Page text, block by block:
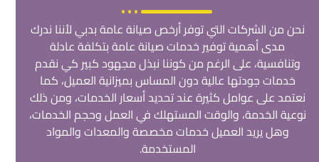
نحن من الشركات التي توفر أرخص صيانة عامة بدبي لأننا ندرك
مدى أهمية توفير خدمات صيانة عامة بتكلفة عادلة
وتنافسية، على الرغم من كوننا نبذل مجهود كبير كي نقدم
خدمات جودتها عالية دون المساس بميزانية العميل، كما
نعتمد على عوامل كثيرة عند تحديد أسعار الخدمات، ومن ذلك
نوعية الخدمة، والوقت المستهلك في العمل وحجم الخدمات،
وهل يريد العميل خدمات مخصصة والمعدات والمواد
المستخدمة.